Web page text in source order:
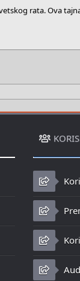
rata. Ova